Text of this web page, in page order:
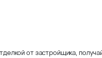
от застройщика,